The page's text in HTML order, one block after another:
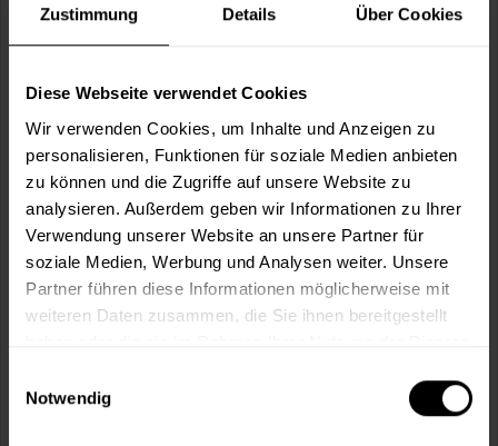
Zustimmung Details Über Cookies
Diese Webseite verwendet Cookies
Wir verwenden Cookies, um Inhalte und Anzeigen zu
personalisieren, Funktionen für soziale Medien anbieten
zu können und die Zugriffe auf unsere Website zu
analysieren. Außerdem geben wir Informationen zu Ihrer
Verwendung unserer Website an unsere Partner für
soziale Medien, Werbung und Analysen weiter. Unsere
Partner führen diese Informationen möglicherweise mit
weiteren Daten zusammen, die Sie ihnen bereitgestellt
Notwendig
Verbrauch berechnen
In denWarenkorb